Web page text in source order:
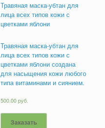
Травяная маска-убтан для
лица всех типов кожи с
цветками яблони
Травяная маска-убтан для
лица всех типов кожи с
цветками яблони создана
для насыщения кожи любого
типа витаминами и сиянием.
500.00руб.
Заказать